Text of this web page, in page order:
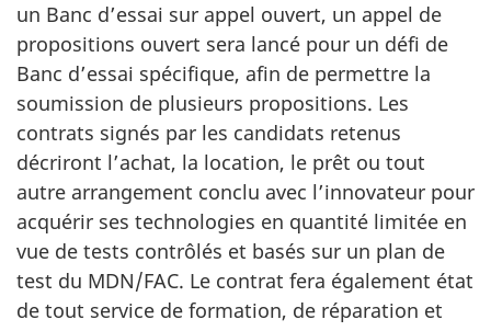
un Banc d’essai sur appel ouvert, un appel de
propositions ouvert sera lancé pour un défi de
Banc d’essai spécifique, afin de permettre la
soumission de plusieurs propositions. Les
contrats signés par les candidats retenus
décriront l’achat, la location, le prêt ou tout
autre arrangement conclu avec l’innovateur pour
acquérir ses technologies en quantité limitée en
vue de tests contrôlés et basés sur un plan de
test du MDN/FAC. Le contrat fera également état
de tout service de formation, de réparation et